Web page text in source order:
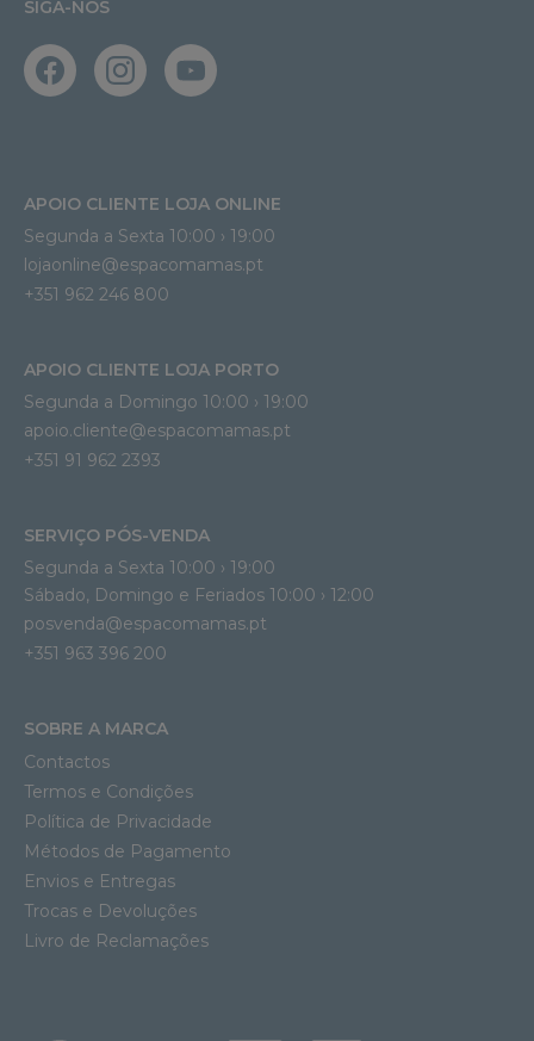
SIGA-NOS
APOIO CLIENTE LOJA ONLINE
Segunda a Sexta 10:00 › 19:00
lojaonline@espacomamas.pt
+351 962 246 800
APOIO CLIENTE LOJA PORTO
Segunda a Domingo 10:00 › 19:00
apoio.cliente@espacomamas.pt
+351 91 962 2393
SERVIÇO PÓS-VENDA
Segunda a Sexta 10:00 › 19:00
Sábado, Domingo e Feriados 10:00 › 12:00
posvenda@espacomamas.pt
+351 963 396 200
SOBRE A MARCA
Contactos
Termos e Condições
Política de Privacidade
Métodos de Pagamento
Envios e Entregas
Trocas e Devoluções
Livro de Reclamações